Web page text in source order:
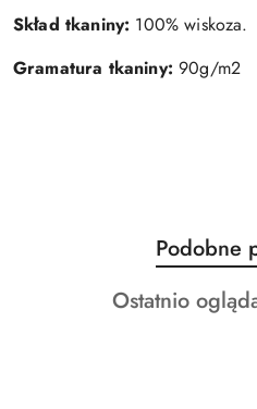
Skład tkaniny: 100% wiskoza.
Gramatura tkaniny: 90g/m2
Pomiń karuzelęProdukty
o
statusie:
Podobne
Produkty
Ostatnio